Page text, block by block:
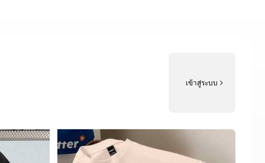
เข้าสู่ระบบ